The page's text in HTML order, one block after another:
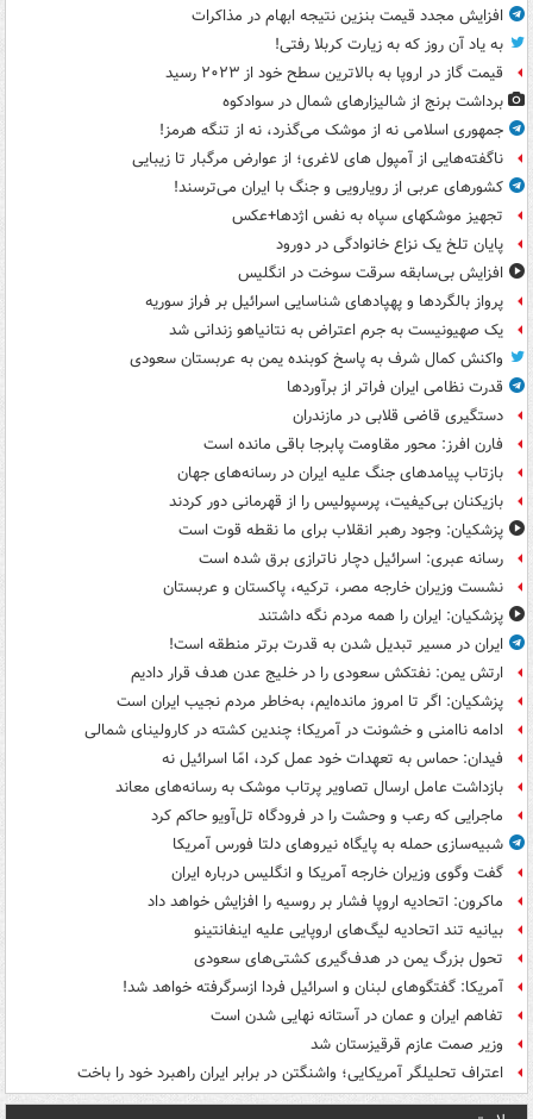
افزایش مجدد قیمت بنزین نتیجه ابهام در مذاکرات
به یاد آن روز که به زیارت کربلا رفتی!
قیمت گاز در اروپا به بالاترین سطح خود از ۲۰۲۳ رسید
برداشت برنج از شالیزارهای شمال در سوادکوه
جمهوری اسلامی نه از موشک می‌گذرد، نه از تنگه هرمز!
ناگفته‌هایی از آمپول های لاغری؛ از عوارض مرگبار تا زیبایی
کشورهای عربی از رویارویی و جنگ با ایران می‌ترسند!
تجهیز موشکهای سپاه به نفس اژدها+عکس
پایان تلخ یک نزاع خانوادگی در دورود
افزایش بی‌سابقه سرقت سوخت در انگلیس
پرواز بالگردها و پهپادهای شناسایی اسرائیل بر فراز سوریه
یک صهیونیست به جرم اعتراض به نتانیاهو زندانی شد
واکنش کمال شرف به پاسخ کوبنده یمن به عربستان سعودی
قدرت نظامی ایران فراتر از برآوردها
دستگیری قاضی قلابی در مازندران
فارن افرز: محور مقاومت پابرجا باقی مانده است
بازتاب پیامدهای جنگ علیه ایران در رسانه‌های جهان
بازیکنان بی‌کیفیت، پرسپولیس را از قهرمانی دور کردند
پزشکیان: وجود رهبر انقلاب برای ما نقطه قوت است
رسانه عبری: اسرائیل دچار ناترازی برق شده است
نشست وزیران خارجه مصر، ترکیه، پاکستان و عربستان
پزشکیان: ایران را همه مردم نگه داشتند
ایران در مسیر تبدیل شدن به قدرت برتر منطقه است!
ارتش یمن: نفتکش سعودی را در خلیج عدن هدف قرار دادیم
پزشکیان: اگر تا امروز مانده‌ایم، به‌خاطر مردم نجیب ایران است
ادامه ناامنی و خشونت در آمریکا؛ چندین کشته در کارولینای شمالی
فیدان: حماس به تعهدات خود عمل کرد، امّا اسرائیل نه
بازداشت عامل ارسال تصاویر پرتاب موشک به رسانه‌های معاند
ماجرایی که رعب و وحشت را در فرودگاه تل‌آویو حاکم کرد
شبیه‌سازی حمله به پایگاه نیروهای دلتا فورس آمریکا
گفت وگوی وزیران خارجه آمریکا و انگلیس درباره ایران
ماکرون: اتحادیه اروپا فشار بر روسیه را افزایش خواهد داد
بیانیه تند اتحادیه لیگ‌های اروپایی علیه اینفانتینو
تحول بزرگ یمن در هدف‌گیری کشتی‌های سعودی
آمریکا: گفتگوهای لبنان و اسرائیل فردا ازسرگرفته خواهد شد!
تفاهم ایران و عمان در آستانه نهایی شدن است
وزیر صمت عازم قرقیزستان شد
اعتراف تحلیلگر آمریکایی؛ واشنگتن در برابر ایران راهبرد خود را باخت